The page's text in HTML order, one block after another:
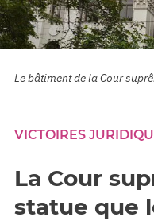
Le bâtiment de la Cour
VICTOIRES
La Cour
statue que